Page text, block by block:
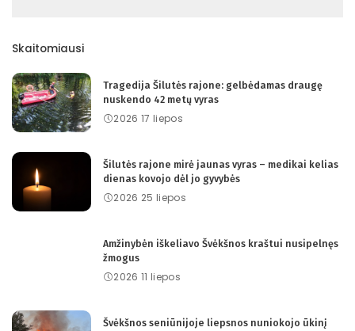
Skaitomiausi
Tragedija Šilutės rajone: gelbėdamas draugę
nuskendo 42 metų vyras
2026 17 liepos
Šilutės rajone mirė jaunas vyras – medikai kelias
dienas kovojo dėl jo gyvybės
2026 25 liepos
Amžinybėn iškeliavo Švėkšnos kraštui nusipelnęs
žmogus
2026 11 liepos
Švėkšnos seniūnijoje liepsnos nuniokojo ūkinį